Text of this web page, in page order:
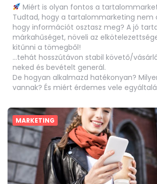
Miért is olyan fontos a
Tudtad, hogy a tartalommarketing nem
hogy információt osztasz meg? A jó
márkahűséget, növeli az
kitűnni a tömegből!
…tehát hosszútávon stabil követő/
neked és bevételt generál.
De hogyan alkalmazd hatékonyan?
vannak? És miért érdemes vele
MARKETING